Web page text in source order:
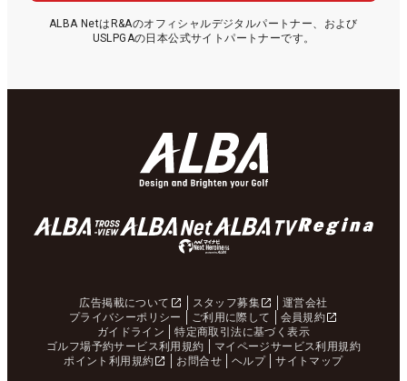
ALBA NetはR&Aのオフィシャルデジタルパートナー、および
USLPGAの日本公式サイトパートナーです。
広告掲載について スタッフ募集
運営会社
プライバシーポリシー
ご利用に際して
会員規約
ガイドライン
特定商取引法に基づく表示
ゴルフ場予約サービス利用規約
マイページサービス利用規約
ポイント利用規約
お問合せ ヘルプ サイトマップ